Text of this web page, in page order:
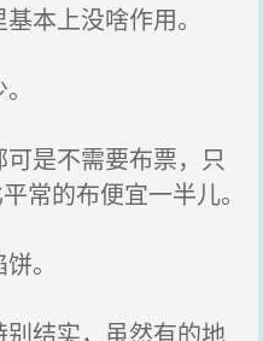
本上没啥作用。
是不需要布票，只
常的布便宜一半儿。
。
结实，虽然有的地